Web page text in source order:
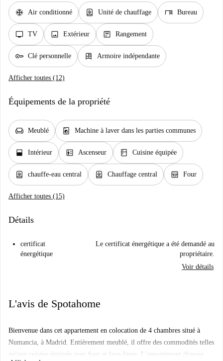
ac_unit Air conditionné water_heater Unité de chauffage desk Bureau
tv TV image Extérieur package Rangement
key Clé personnelle dresser Armoire indépendante
Afficher toutes (12)
Équipements de la propriété
chair Meublé local_laundry_service Machine à laver dans les parties communes
window_open Intérieur elevator Ascenseur kitchen Cuisine équipée
water_heater chauffe-eau central water_heater Chauffage central oven_gen Four
Afficher toutes (15)
Détails
certificat
énergétique
Le certificat énergétique a été demandé au
propriétaire.
Voir détails
L'avis de Spotahome
Bienvenue dans cet appartement en colocation de 4 chambres situé à
Numancia, à Madrid. Entièrement meublé, il offre des commodités telles
qu'une cuisine équipée avec four et lave-linge. L'appartement dispose